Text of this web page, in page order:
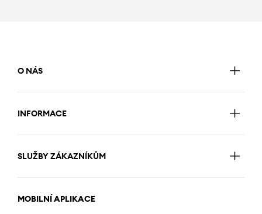
O NÁS
INFORMACE
SLUŽBY ZÁKAZNÍKŮM
MOBILNÍ APLIKACE